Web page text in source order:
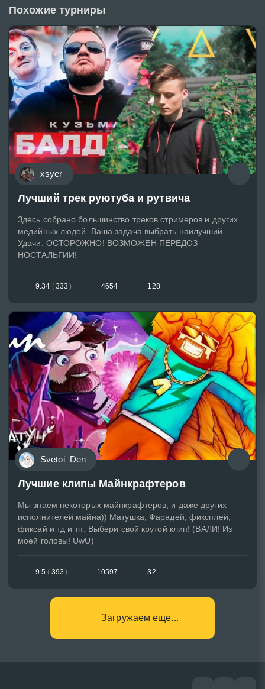
Похожие турниры
xsyer
Лучший трек руютуба и рутвича
Здесь собрано большинство треков стримеров и других
медийных людей. Ваша задача выбрать наилучший.
Удачи. ОСТОРОЖНО! ВОЗМОЖЕН ПЕРЕДОЗ
НОСТАЛЬГИИ!
9.34 (333 ) 4654 128
Svetoi_Den
Лучшие клипы Майнкрафтеров
Мы знаем некоторых майнкрафтеров, и даже других
исполнителей майна)) Матушка, Фарадей, фиксплей,
фиксай и тд и тп. Выбери свой крутой клип! (ВАЛИ! Из
моей головы! UwU)
9.5 ( 393 ) 10597 32
Загружаем еще...